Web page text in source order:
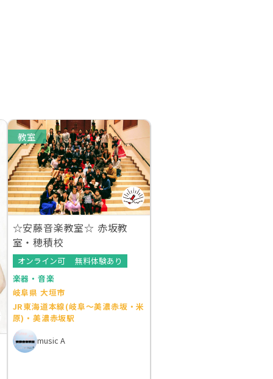
教室
☆安藤音楽教室☆ 赤坂教
室・穂積校
オンライン可
無料体験あり
楽器・音楽
岐阜県 大垣市
JR東海道本線(岐阜～美濃赤坂・米
原)・美濃赤坂駅
music A